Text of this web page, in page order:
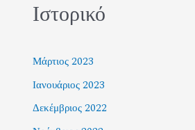
Ιστορικό
Μάρτιος 2023
Ιανουάριος 2023
Δεκέμβριος 2022